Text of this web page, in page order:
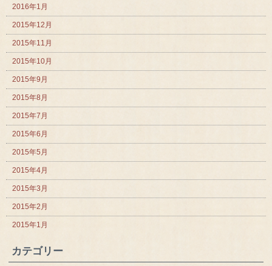
2016年1月
2015年12月
2015年11月
2015年10月
2015年9月
2015年8月
2015年7月
2015年6月
2015年5月
2015年4月
2015年3月
2015年2月
2015年1月
カテゴリー